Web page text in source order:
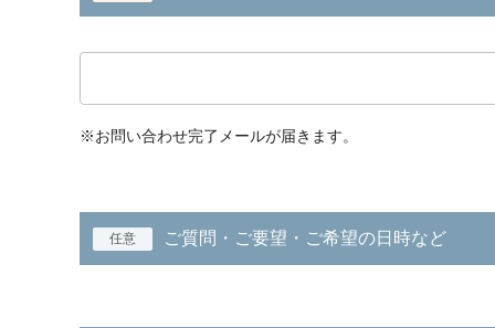
※お問い合わせ完了メールが届きます。
任意 ご質問・ご要望・ご希望の日時など